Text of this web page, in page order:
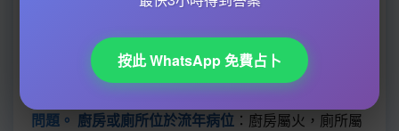
係常見嘅「煞氣」，會形成所謂「槍煞」或「穿堂
煞」，本身就容易影響健康。如果呢道門或房嘅方
位，正正就係 2026年計算出嘅病符位，咁病氣就會加
倍吸收，屋內人特別容易有頭痛、失眠或者呼吸系統
問題。 廚房或廁所位於流年病位 ：廚房屬火，廁所屬
按此 WhatsApp 免費占卜